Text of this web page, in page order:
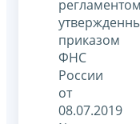
приказом
ФНС
России
от
08.07.2019